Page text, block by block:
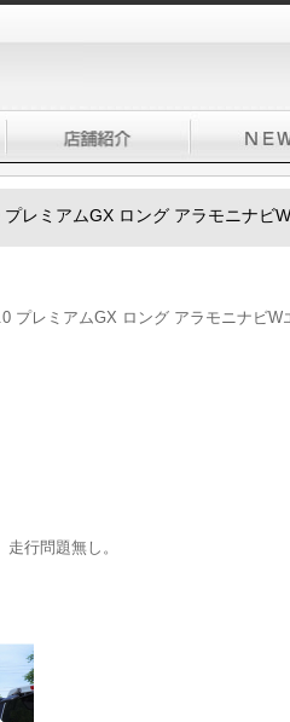
レミアムGX ロング アラモニナビ
プレミアムGX ロング アラモニナビW
行問題無し。